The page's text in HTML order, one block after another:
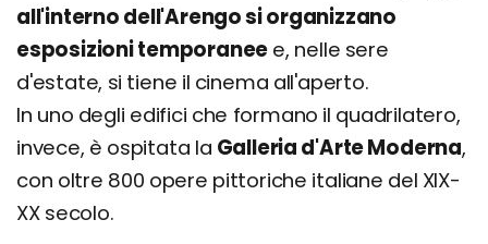
all'interno dell'Arengo si organizzano
esposizioni temporanee e, nelle sere
d'estate, si tiene il cinema all'aperto.
In uno degli edifici che formano il quadrilatero,
invece, è ospitata la Galleria d'Arte Moderna,
con oltre 800 opere pittoriche italiane del XIX-
XX secolo.